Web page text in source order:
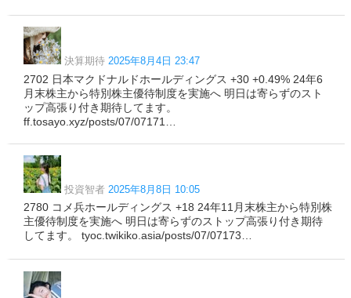
決算期待 2025年8月4日 23:47
2702 日本マクドナルドホールディングス +30 +0.49% 24年6
月末株主から特別株主優待制度を実施へ 明日は寄らずのスト
ップ高張り付き期待してます。
ff.tosayo.xyz/posts/07/07171…
投資智者 2025年8月8日 10:05
2780 コメ兵ホールディングス +18 24年11月末株主から特別株
主優待制度を実施へ 明日は寄らずのストップ高張り付き期待
してます。 tyoc.twikiko.asia/posts/07/07173…